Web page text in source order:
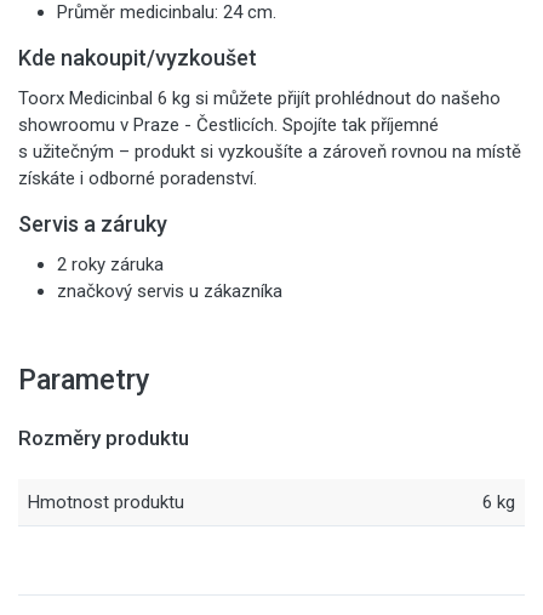
Průměr medicinbalu: 24 cm.
Kde nakoupit/vyzkoušet
Toorx Medicinbal 6 kg si můžete přijít prohlédnout do našeho
showroomu v Praze - Čestlicích. Spojíte tak příjemné
s užitečným – produkt si vyzkoušíte a zároveň rovnou na místě
získáte i odborné poradenství.
Servis a záruky
2 roky záruka
značkový servis u zákazníka
Parametry
Rozměry produktu
Hmotnost produktu 6 kg